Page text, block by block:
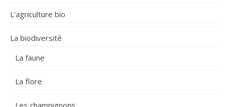
L’agriculture bio
La biodiversité
La faune
La flore